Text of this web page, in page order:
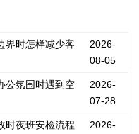
界时怎样减少客
2026-
08-05
公氛围时遇到空
2026-
07-28
时夜班安检流程
2026-